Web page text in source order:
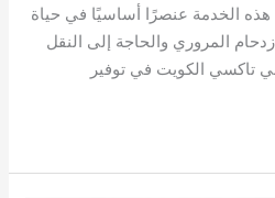
الخدمة عنصرًا أساسيًا في حياة
المروري والحاجة إلى النقل
تاكسي الكويت في توفير